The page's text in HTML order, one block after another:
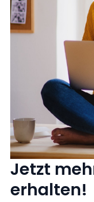
Jetzt
erhalten!